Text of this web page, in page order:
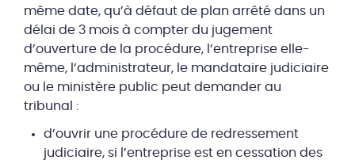
même date, qu’à défaut de plan arrêté dans un
délai de 3 mois à compter du jugement
d’ouverture de la procédure, l’entreprise elle-
même, l’administrateur, le mandataire judiciaire
ou le ministère public peut demander au
tribunal :
d’ouvrir une procédure de redressement
judiciaire, si l’entreprise est en cessation des